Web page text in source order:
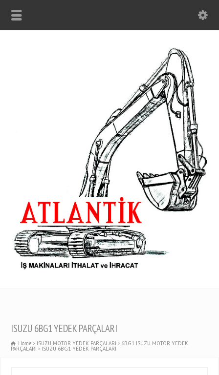
ISUZU 6BG1 YEDEK PARÇALARI
Home ISUZU MOTOR YEDEK PARÇALARI 6BG1 ISUZU MOTOR YEDEK
PARÇALARI ISUZU 6BG1 YEDEK PARÇALARI